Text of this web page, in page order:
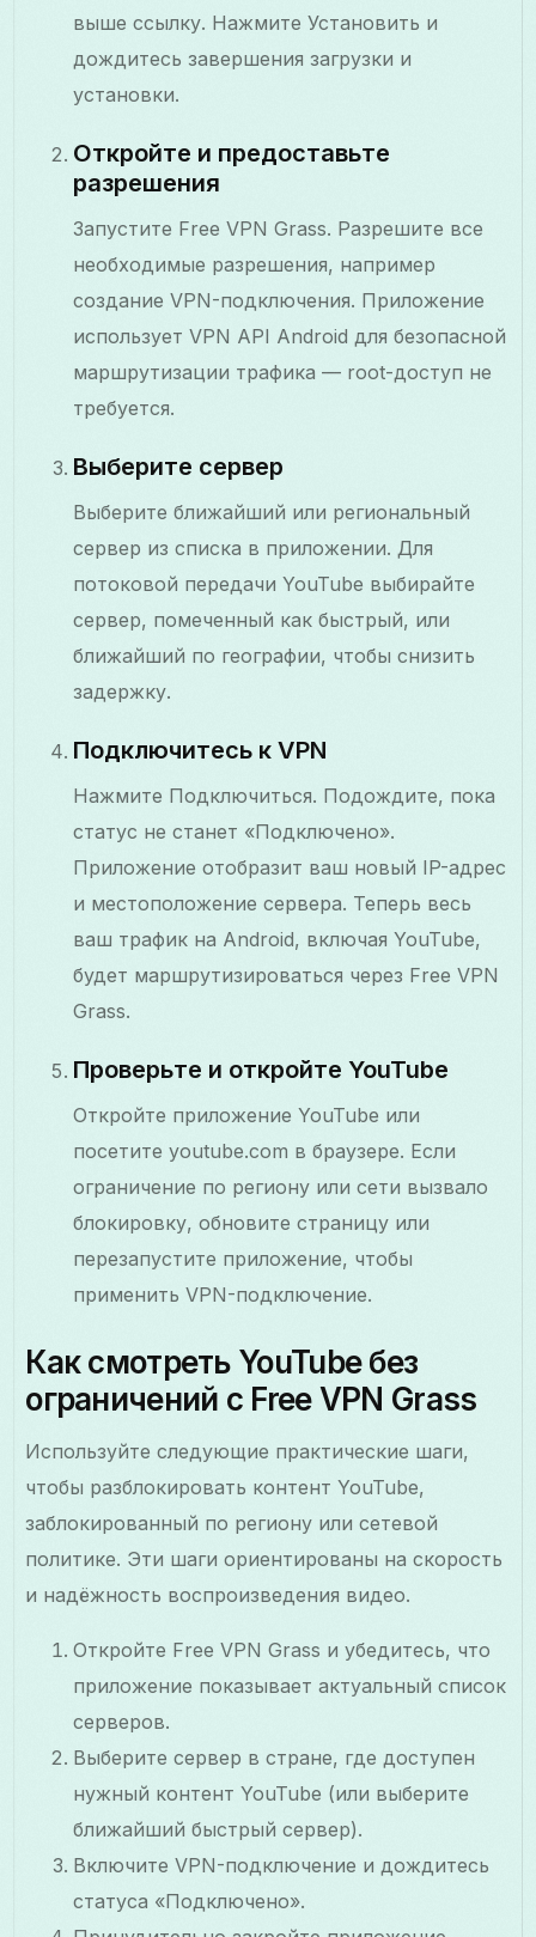
выше ссылку. Нажмите Установить и
дождитесь завершения загрузки и
установки.
Откройте и предоставьте
разрешения
Запустите Free VPN Grass. Разрешите все
необходимые разрешения, например
создание VPN-подключения. Приложение
использует VPN API Android для безопасной
маршрутизации трафика — root-доступ не
требуется.
Выберите сервер
Выберите ближайший или региональный
сервер из списка в приложении. Для
потоковой передачи YouTube выбирайте
сервер, помеченный как быстрый, или
ближайший по географии, чтобы снизить
задержку.
Подключитесь к VPN
Нажмите Подключиться. Подождите, пока
статус не станет «Подключено».
Приложение отобразит ваш новый IP-адрес
и местоположение сервера. Теперь весь
ваш трафик на Android, включая YouTube,
будет маршрутизироваться через Free VPN
Grass.
Проверьте и откройте YouTube
Откройте приложение YouTube или
посетите youtube.com в браузере. Если
ограничение по региону или сети вызвало
блокировку, обновите страницу или
перезапустите приложение, чтобы
применить VPN-подключение.
Как смотреть YouTube без
ограничений с Free VPN Grass
Используйте следующие практические шаги,
чтобы разблокировать контент YouTube,
заблокированный по региону или сетевой
политике. Эти шаги ориентированы на скорость
и надёжность воспроизведения видео.
Откройте Free VPN Grass и убедитесь, что
приложение показывает актуальный список
серверов.
Выберите сервер в стране, где доступен
нужный контент YouTube (или выберите
ближайший быстрый сервер).
Включите VPN-подключение и дождитесь
статуса «Подключено».